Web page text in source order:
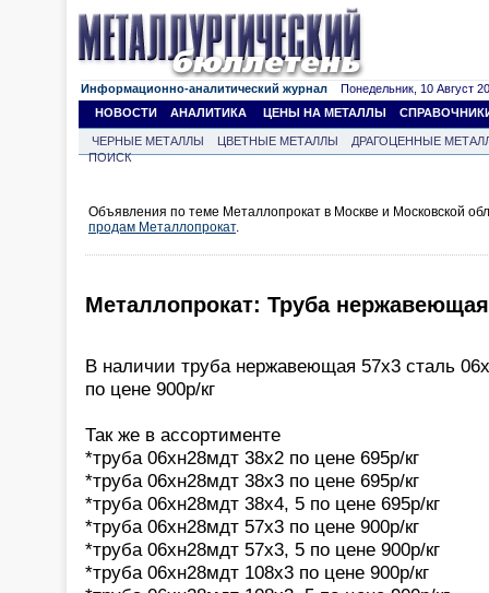
Информационно-аналитический журнал Понедельник, 10 Август
НОВОСТИ
АНАЛИТИКА ЦЕНЫ НА МЕТАЛЛЫ
ЧЕРНЫЕ МЕТАЛЛЫ ЦВЕТНЫЕ МЕТАЛЛЫ
ДРАГОЦЕННЫЕ
ПОИСК
Объявления по теме Металлопрокат в Москве и Московской
продам Металлопрокат.
Металлопрокат: Труба
В наличии труба нержавеющая 57х3 сталь
по цене 900р/кг
Так же в ассортименте
*труба 06хн28мдт 38х2 по цене 695р/кг
*труба 06хн28мдт 38х3 по цене 695р/кг
*труба 06хн28мдт 38х4, 5 по цене 695р/кг
*труба 06хн28мдт 57х3 по цене 900р/кг
*труба 06хн28мдт 57х3, 5 по цене 900р/кг
*труба 06хн28мдт 108х3 по цене 900р/кг